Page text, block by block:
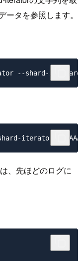
タを参照します。
、先ほどのログに